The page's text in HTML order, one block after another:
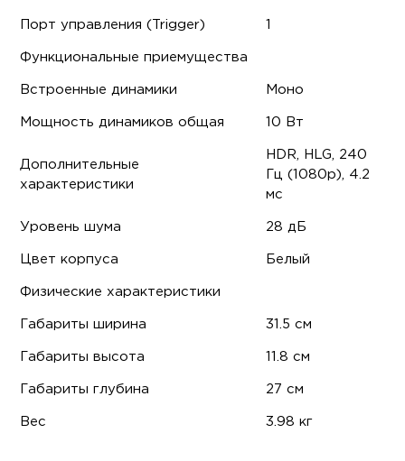
Порт управления (Trigger)
Функциональные приемущества
Встроенные динамики Моно
Мощность динамиков общая 10 Вт
Дополнительные
характеристики
HDR, HLG, 240
Гц (1080p), 4.2
мс
Уровень шума 28 дБ
Цвет корпуса Белый
Физические характеристики
Габариты ширина 31.5 см
Габариты высота 11.8 см
Габариты глубина 27 см
Вес 3.98 кг